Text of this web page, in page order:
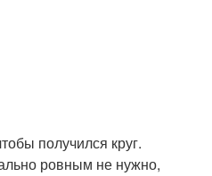
получился круг.
ровным не нужно,